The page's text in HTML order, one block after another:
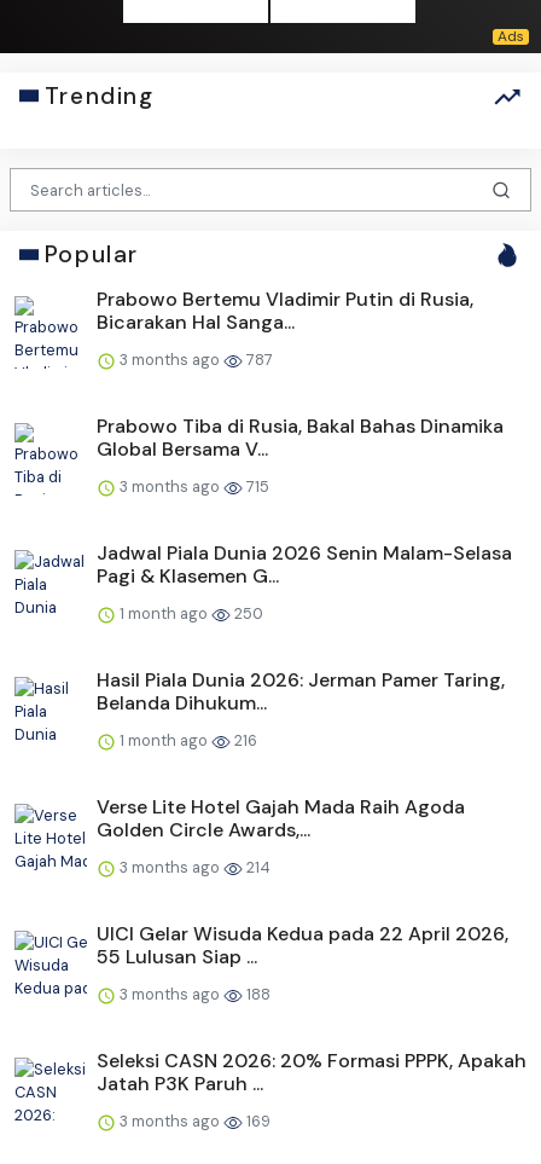
Trending
Popular
Prabowo Bertemu Vladimir Putin di Rusia,
Bicarakan Hal Sanga...
3 months ago 787
Prabowo Tiba di Rusia, Bakal Bahas Dinamika
Global Bersama V...
3 months ago 715
Jadwal Piala Dunia 2026 Senin Malam-Selasa
Pagi & Klasemen G...
1 month ago 250
Hasil Piala Dunia 2026: Jerman Pamer Taring,
Belanda Dihukum...
1 month ago 216
Verse Lite Hotel Gajah Mada Raih Agoda
Golden Circle Awards,...
3 months ago 214
UICI Gelar Wisuda Kedua pada 22 April 2026,
55 Lulusan Siap ...
3 months ago 188
Seleksi CASN 2026: 20% Formasi PPPK, Apakah
Jatah P3K Paruh ...
3 months ago 169